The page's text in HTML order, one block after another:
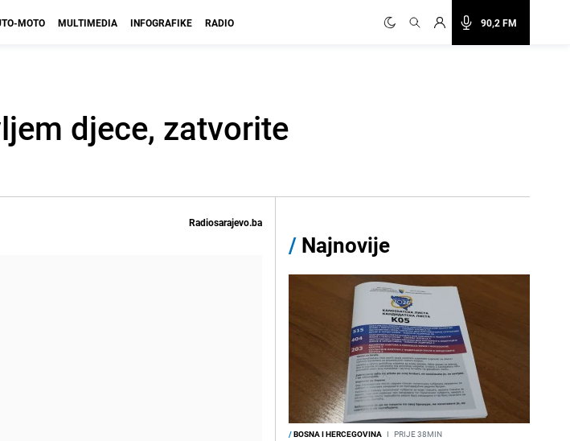
90,2 FM
MOTO MULTIMEDIA INFOGRAFIKE RADIO
djece, zatvorite
Radiosarajevo.ba
/ Najnovije
/BOSNA I HERCEGOVINA I PRIJE 38MIN